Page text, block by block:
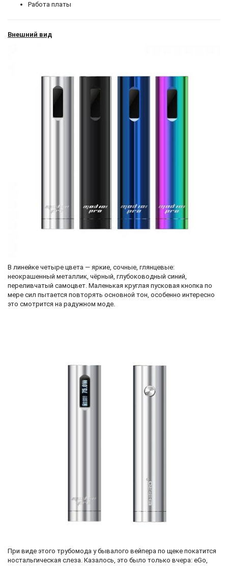
Работа платы
Внешний вид
В линейке четыре цвета — яркие, сочные, глянцевые:
неокрашенный металлик, чёрный, глубоководный синий,
переливчатый самоцвет. Маленькая круглая пусковая кнопка по
мере сил пытается повторять основной тон, особенно интересно
это смотрится на радужном моде.
При виде этого трубомода у бывалого вейпера по щеке покатится
ностальгическая слеза. Казалось, это было только вчера: eGo,